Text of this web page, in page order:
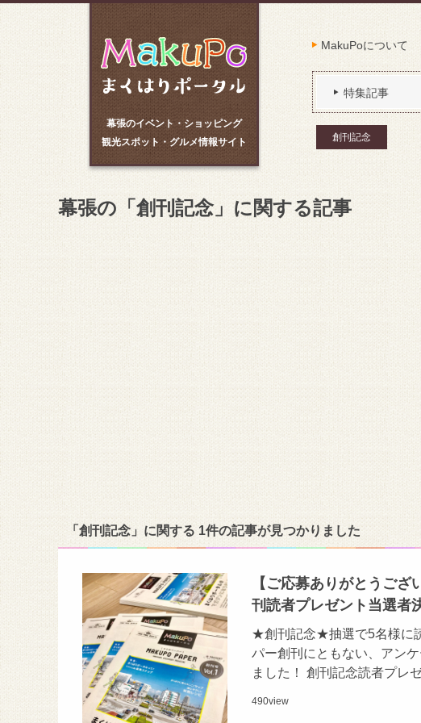
幕張のイベント・ショッピング
観光スポット・グルメ情報サイト
MakuPoについて
特集記事
創刊記念
幕張の「創刊記念」に関する記事
「創刊記念」に関する 1件の記事が見つかりました
【ご応募ありがとうご
刊読者プレゼント当選者
★創刊記念★抽選で5名様に
パー創刊にともない、アン
ました！ 創刊記念読者プレ
490view